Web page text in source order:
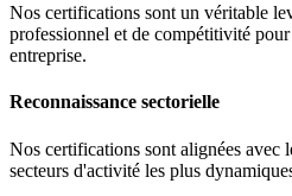
Nos certifications sont un véritable
professionnel et de compétitivité
entreprise.
Reconnaissance sectorielle
Nos certifications sont alignées avec
secteurs d'activité les plus